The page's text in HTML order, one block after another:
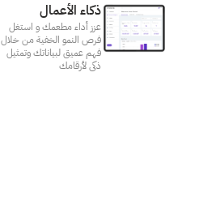
ذكاء الأعمال
عزز أداء مطعمك و استغل
فرص النمو الخفية من خلال
فهم عميق لبياناتك وتمثيل
ذكى لأرقامك